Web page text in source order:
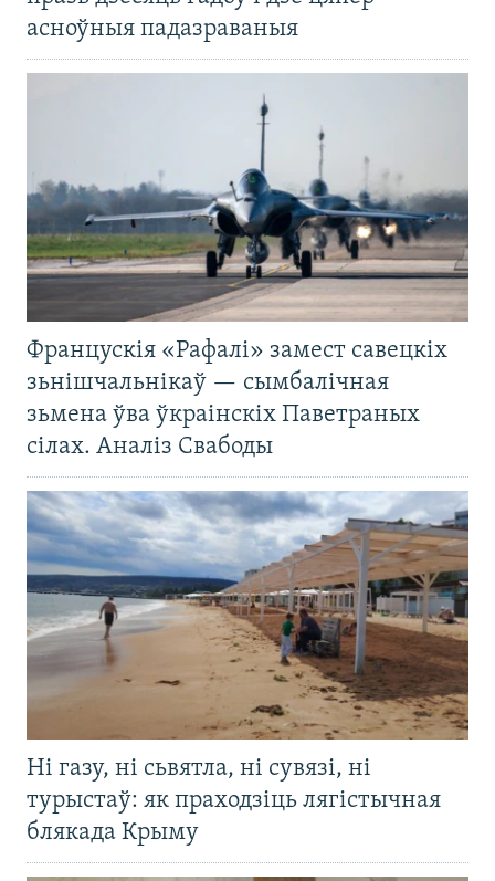
асноўныя падазраваныя
Францускія «Рафалі» замест савецкіх
зьнішчальнікаў — сымбалічная
зьмена ўва ўкраінскіх Паветраных
сілах. Аналіз Свабоды
Ні газу, ні сьвятла, ні сувязі, ні
турыстаў: як праходзіць лягістычная
блякада Крыму